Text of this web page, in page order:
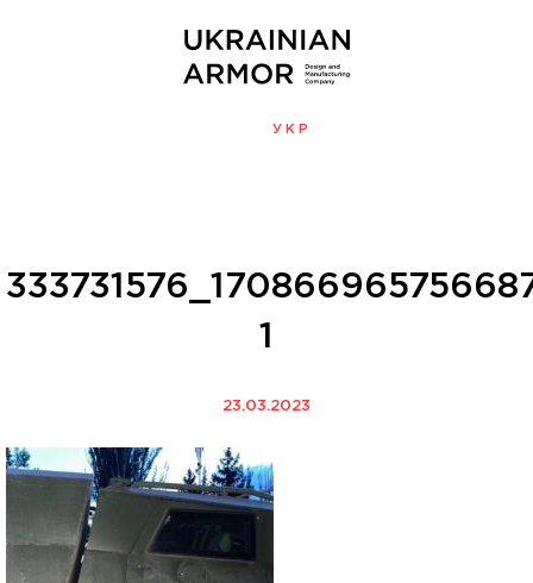
УКР
1
23.03.2023